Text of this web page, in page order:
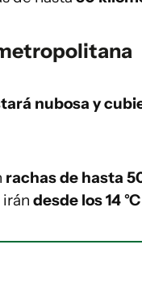
nubosa y
rachas de hasta
desde los 14 °C